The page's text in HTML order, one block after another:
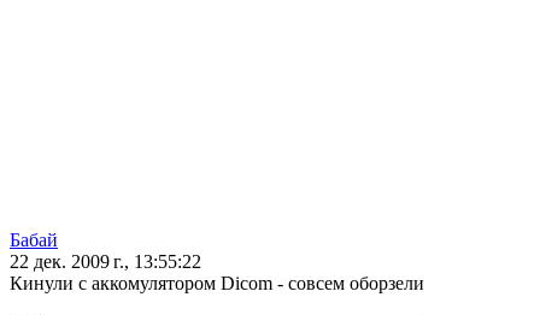
Бaбай
22 дек. 2009 г., 13:55:22
Кинули с аккомулятором Dicom - совсем оборзели